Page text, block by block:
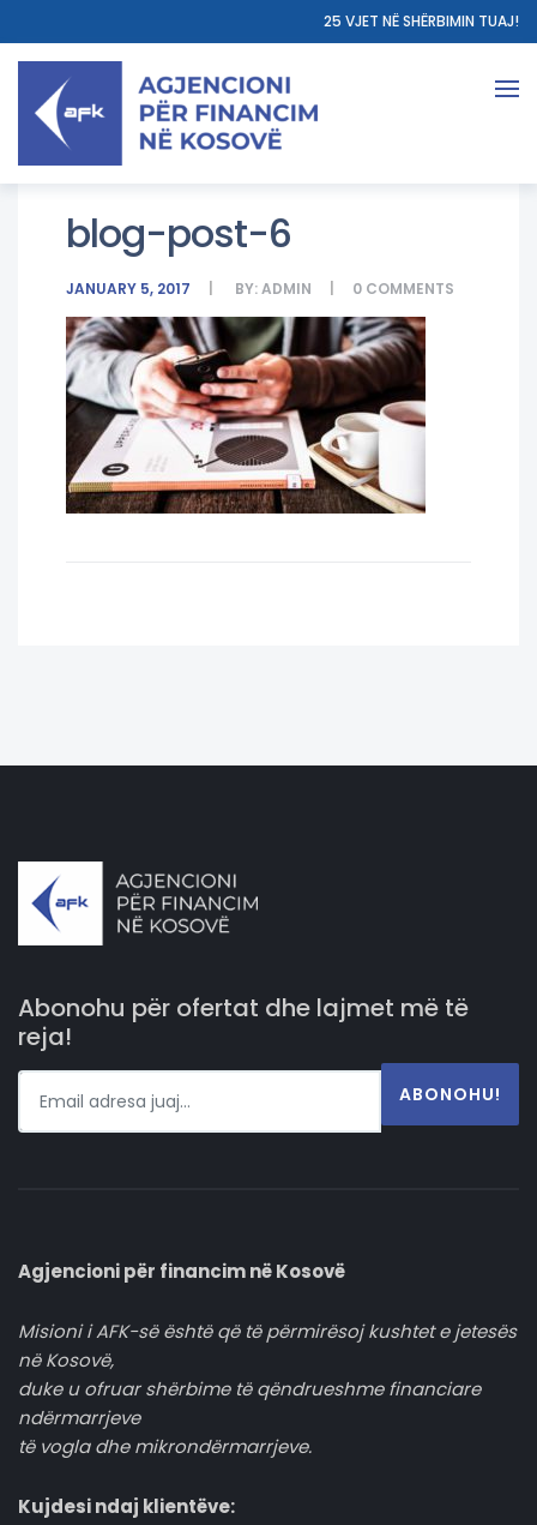
25 VJET NË SHËRBIMIN TUAJ!
blog-post-6
JANUARY 5, 2017 BY:ADMIN 0 COMMENTS
Abonohu për ofertat dhe lajmet më të
reja!
ABONOHU!
Agjencioni për financim në Kosovë
Misioni i AFK-së është që të përmirësoj kushtet e jetesës
në Kosovë,
duke u ofruar shërbime të qëndrueshme financiare
ndërmarrjeve
të vogla dhe mikrondërmarrjeve.
Kujdesi ndaj klientëve: